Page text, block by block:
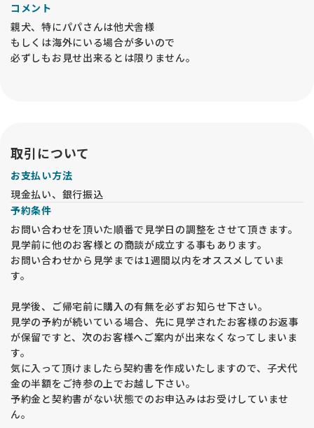
コメント
親犬、特にパパさんは他犬舎様
もしくは海外にいる場合が多いので
必ずしもお見せ出来るとは限りません。
取引について
お支払い方法
現金払い、銀行振込
予約条件
お問い合わせを頂いた順番で見学日の調整をさせて頂きます。
見学前に他のお客様との商談が成立する事もあります。
お問い合わせから見学までは1週間以内をオススメしていま
す。
見学後、ご帰宅前に購入の有無を必ずお知らせ下さい。
見学の予約が続いている場合、先に見学されたお客様のお返事
が保留ですと、次のお客様へご案内が出来なくなってしまいま
す。
気に入って頂けましたら契約書を作成いたしますので、子犬代
金の半額をご持参の上でお越し下さい。
予約金と契約書がない状態でのお申込みはお受けしていませ
ん。